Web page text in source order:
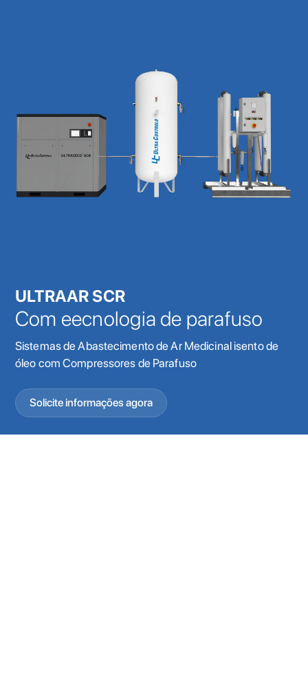
ULTRAAR SCR
Com eecnologia de parafuso
Sistemas de Abastecimento de Ar Medicinal isento de
óleo com Compressores de Parafuso
Solicite informações agora